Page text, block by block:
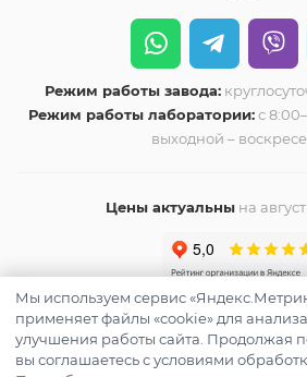
Режим работы завода:
Режим работы лаборатории:с
выходной –
Цены актуальны на
Мы используем сервис
применяет файлы «cookie» для анализа
улучшения работы сайта. Продолжая
вы соглашаетесь с условиями